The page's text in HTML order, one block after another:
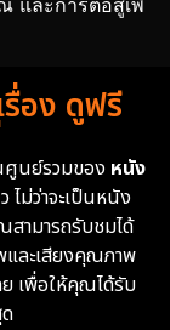
และการต่อสู้เพื่
อง ดูฟรี
นย์รวมของ หนัง
ม่ว่าจะเป็นหนัง
ามารถรับชมได้
ละเสียงคุณภาพ
เพื่อให้คุณได้รับ